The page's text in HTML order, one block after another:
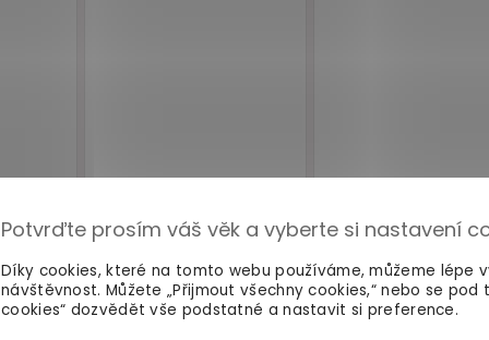
Potvrďte prosím váš věk a vyberte si nastavení
Díky cookies, které na tomto webu používáme, můžeme lépe
návštěvnost. Můžete „Přijmout všechny cookies,“ nebo se
cookies“ dozvědět vše podstatné a nastavit si preference.